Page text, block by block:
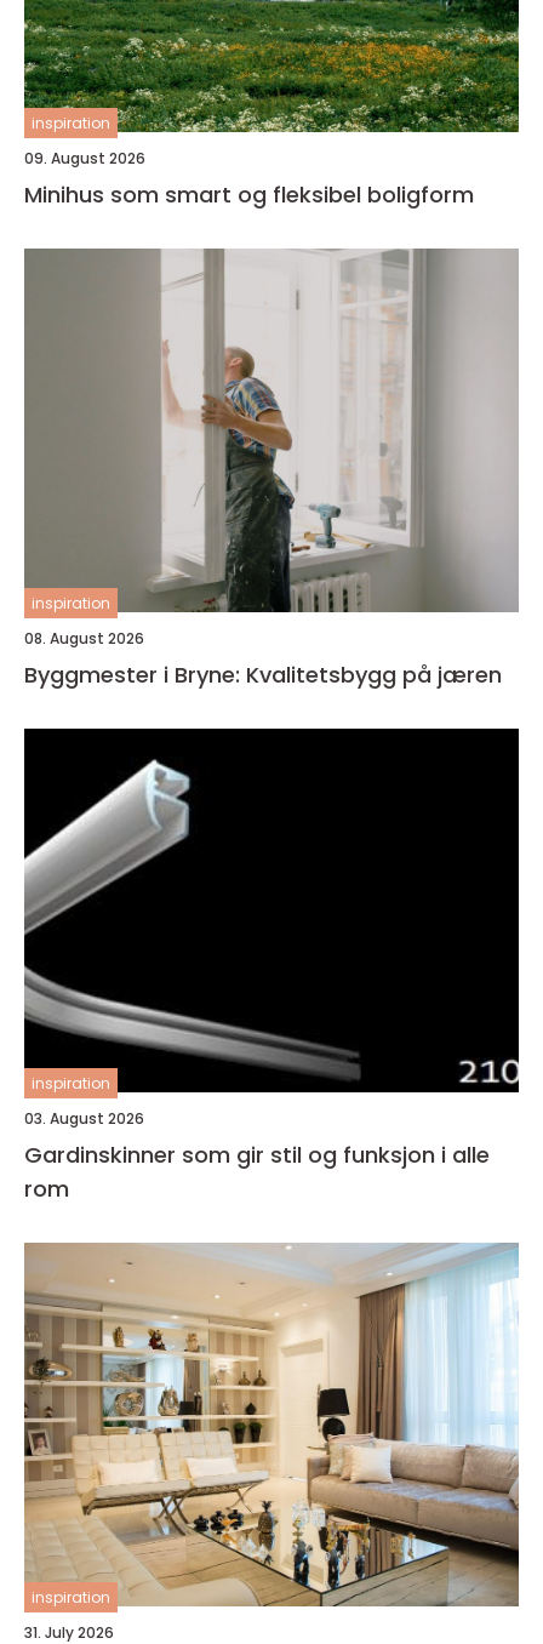
inspiration
09. August 2026
Minihus som smart og fleksibel boligform
inspiration
08. August 2026
Byggmester i Bryne: Kvalitetsbygg på jæren
inspiration
03. August 2026
Gardinskinner som gir stil og funksjon i alle
rom
inspiration
31. July 2026